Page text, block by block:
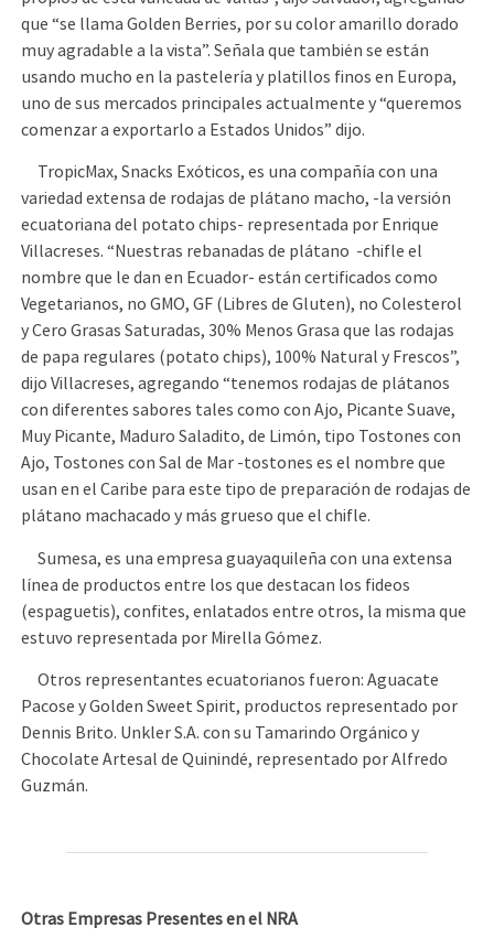
que “se llama Golden Berries, por su color amarillo dorado
muy agradable a la vista”. Señala que también se están
usando mucho en la pastelería y platillos finos en Europa,
uno de sus mercados principales actualmente y “queremos
comenzar a exportarlo a Estados Unidos” dijo.
TropicMax, Snacks Exóticos, es una compañía con una
variedad extensa de rodajas de plátano macho, -la versión
ecuatoriana del potato chips- representada por Enrique
Villacreses. “Nuestras rebanadas de plátano -chifle el
nombre que le dan en Ecuador- están certificados como
Vegetarianos, no GMO, GF (Libres de Gluten), no Colesterol
y Cero Grasas Saturadas, 30% Menos Grasa que las rodajas
de papa regulares (potato chips), 100% Natural y Frescos”,
dijo Villacreses, agregando “tenemos rodajas de plátanos
con diferentes sabores tales como con Ajo, Picante Suave,
Muy Picante, Maduro Saladito, de Limón, tipo Tostones con
Ajo, Tostones con Sal de Mar -tostones es el nombre que
usan en el Caribe para este tipo de preparación de rodajas de
plátano machacado y más grueso que el chifle.
Sumesa, es una empresa guayaquileña con una extensa
línea de productos entre los que destacan los fideos
(espaguetis), confites, enlatados entre otros, la misma que
estuvo representada por Mirella Gómez.
Otros representantes ecuatorianos fueron: Aguacate
Pacose y Golden Sweet Spirit, productos representado por
Dennis Brito. Unkler S.A. con su Tamarindo Orgánico y
Chocolate Artesal de Quinindé, representado por Alfredo
Guzmán.
Otras Empresas Presentes en el NRA